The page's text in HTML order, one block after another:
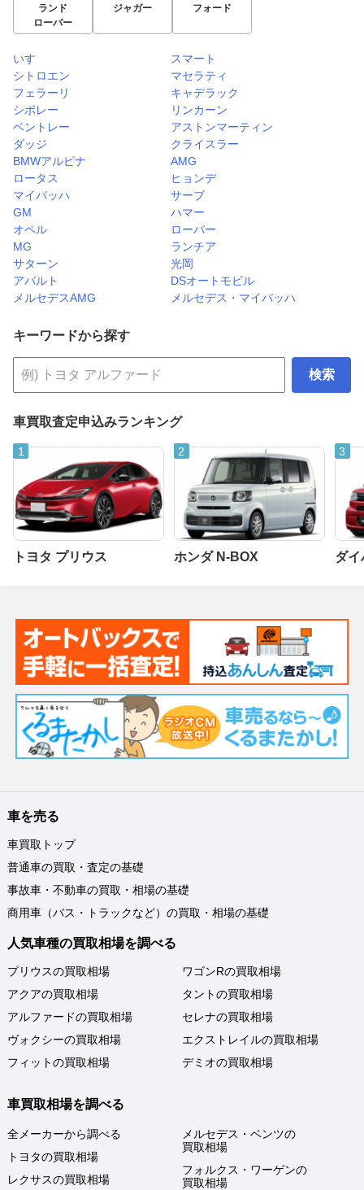
ランド
ローバー
ジャガー フォード
いすゞ
スマート
シトロエン
マセラティ
フェラーリ
キャデラック
シボレー
リンカーン
ベントレー
アストンマーティン
ダッジ
クライスラー
BMWアルピナ
AMG
ロータス
ヒョンデ
マイバッハ
サーブ
GM
ハマー
オペル
ローバー
MG
ランチア
サターン
光岡
アバルト
DSオートモビル
メルセデスAMG
メルセデス・マイバッハ
キーワードから探す
検索
車買取査定申込みランキング
トヨタ プリウス ホンダ N-BOX ダイ
車を売る
車買取トップ
普通車の買取・査定の基礎
事故車・不動車の買取・相場の基礎
商用車（バス・トラックなど）の買取・相場の基礎
人気車種の買取相場を調べる
プリウスの買取相場
アクアの買取相場
アルファードの買取相場
ヴォクシーの買取相場
フィットの買取相場
ワゴンRの買取相場
タントの買取相場
セレナの買取相場
エクストレイルの買取相場
デミオの買取相場
車買取相場を調べる
全メーカーから調べる
トヨタの買取相場
レクサスの買取相場
メルセデス・ベンツの
買取相場
フォルクス・ワーゲンの
買取相場